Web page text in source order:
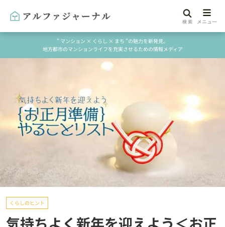
" マンション × くらし × まち "の魅力を新発見。
地方都市のマンションライフを充実させるための情報メディア
くらしのヒント
気持ちよく新年を迎えよう＜お正